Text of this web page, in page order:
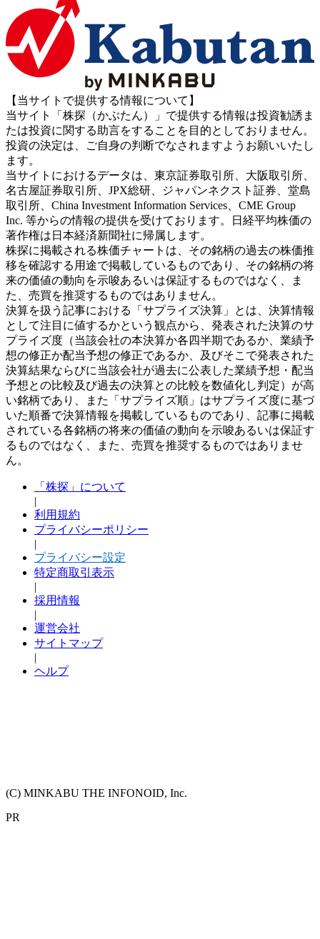
【当サイトで提供する情報について】
当サイト「株探（かぶたん）」で提供する情報は投資勧誘ま
たは投資に関する助言をすることを目的としておりません。
投資の決定は、ご自身の判断でなされますようお願いいたし
ます。
当サイトにおけるデータは、東京証券取引所、大阪取引所、
名古屋証券取引所、JPX総研、ジャパンネクスト証券、堂島
取引所、China Investment Information Services、CME Group
Inc. 等からの情報の提供を受けております。日経平均株価の
著作権は日本経済新聞社に帰属します。
株探に掲載される株価チャートは、その銘柄の過去の株価推
移を確認する用途で掲載しているものであり、その銘柄の将
来の価値の動向を示唆あるいは保証するものではなく、ま
た、売買を推奨するものではありません。
決算を扱う記事における「サプライズ決算」とは、決算情報
として注目に値するかという観点から、発表された決算のサ
プライズ度（当該会社の本決算か各四半期であるか、業績予
想の修正か配当予想の修正であるか、及びそこで発表された
決算結果ならびに当該会社が過去に公表した業績予想・配当
予想との比較及び過去の決算との比較を数値化し判定）が高
い銘柄であり、また「サプライズ順」はサプライズ度に基づ
いた順番で決算情報を掲載しているものであり、記事に掲載
されている各銘柄の将来の価値の動向を示唆あるいは保証す
るものではなく、また、売買を推奨するものではありませ
ん。
「株探」について
|
利用規約
プライバシーポリシー
|
プライバシー設定
特定商取引表示
|
採用情報
|
運営会社
サイトマップ
|
ヘルプ
(C) MINKABU THE INFONOID, Inc.
PR